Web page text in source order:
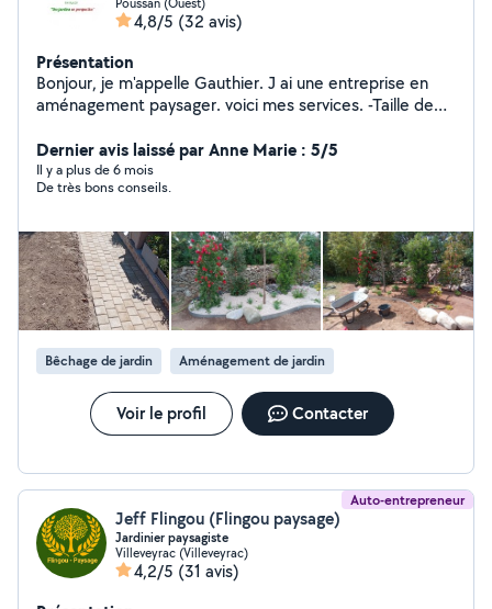
4,8/5 (32 avis)
Présentation
Bonjour, je m'appelle Gauthier. J ai une entreprise en
aménagement paysager. voici mes services. -Taille de
N'hésitez pas à m'envoyer vos coordonnées par
message si vous essayez de me joindre.
Dernier avis laissé par Anne Marie : 5/5
Il y a plus de 6 mois
De très bons conseils.
Bêchage de jardin Aménagement de jardin
Voir le profil Contacter
Auto-entrepreneur
Jeff Flingou (Flingou paysage)
Jardinier paysagiste
Villeveyrac (Villeveyrac)
4,2/5 (31 avis)